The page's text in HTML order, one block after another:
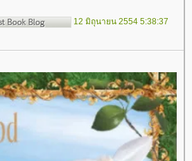
12 มิถุนายน 2554 5:38:37